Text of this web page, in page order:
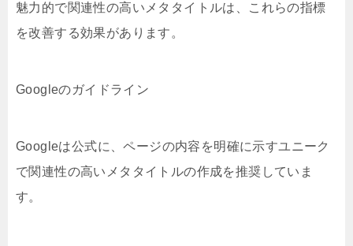
魅力的で関連性の高いメタタイトルは、これらの指標
を改善する効果があります。
Googleのガイドライン
Googleは公式に、ページの内容を明確に示すユニーク
で関連性の高いメタタイトルの作成を推奨していま
す。